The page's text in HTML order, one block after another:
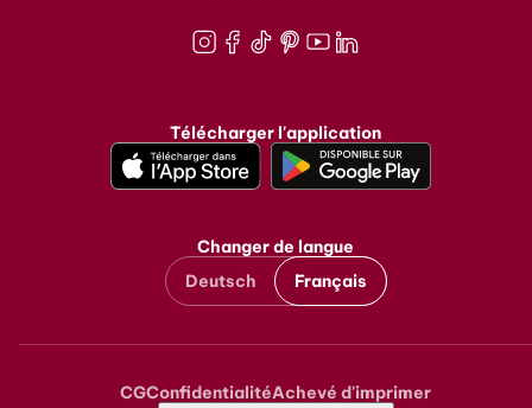
Télécharger l'application
Changer de langue
Deutsch
Français
Metanavigation
CGConfidentialitéAchevé d'imprimer